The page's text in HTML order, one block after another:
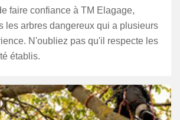
faire confiance à TM Elagage,
les arbres dangereux qui a plusieurs
N'oubliez pas qu'il respecte les
établis.